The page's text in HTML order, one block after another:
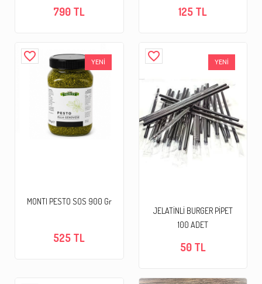
790 TL 125 TL
favorite_border YENİ
MONTI PESTO SOS 900 Gr
525 TL
favorite_border YENİ
JELATİNLİ BURGER PİPET
100 ADET
50 TL